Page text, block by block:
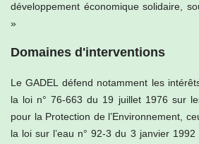
développement économique solidaire,
»
Domaines d'interventions
Le GADEL défend notamment les
la loi n° 76-663 du 19 juillet 1976 sur
pour la Protection de l’Environnement,
la loi sur l’eau n° 92-3 du 3 janvier